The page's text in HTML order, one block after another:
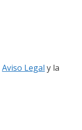
Aviso Legal y la